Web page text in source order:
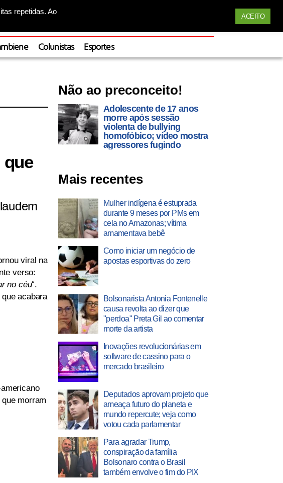
repetidas. Ao
ACEITO
Colunistas Esportes
que
viral na
verso:
no céu“.
acabara
morram
Não ao preconceito!
Adolescente de 17 anos
morre após sessão
violenta de bullying
homofóbico; vídeo mostra
agressores fugindo
Mais recentes
Mulher indígena é estuprada
durante 9 meses por PMs em
cela no Amazonas; vítima
amamentava bebê
Como iniciar um negócio de
apostas esportivas do zero
Bolsonarista Antonia Fontenelle
causa revolta ao dizer que
"perdoa" Preta Gil ao comentar
morte da artista
Inovações revolucionárias em
software de cassino para o
mercado brasileiro
Deputados aprovam projeto que
ameaça futuro do planeta e
mundo repercute; veja como
votou cada parlamentar
Para agradar Trump,
conspiração da família
Bolsonaro contra o Brasil
também envolve o fim do PIX